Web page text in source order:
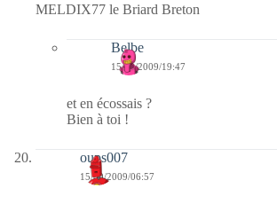
MELDIX77 le Briard Breton
Belbe
15/09/2009/19:47
et en écossais ?
Bien à toi !
oups007
15/09/2009/06:57